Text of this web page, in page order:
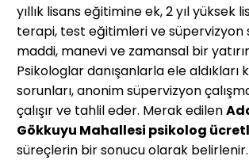
yıllık lisans eğitimine ek, 2 yıl yüksek
terapi, test eğitimleri ve süpervizyon
maddi, manevi ve zamansal bir
Psikologlar danışanlarla ele aldıkları
sorunları, anonim süpervizyon
çalışır ve tahlil eder. Merak edilen
Gökkuyu Mahallesi psikolog
süreçlerin bir sonucu olarak belirlenir.